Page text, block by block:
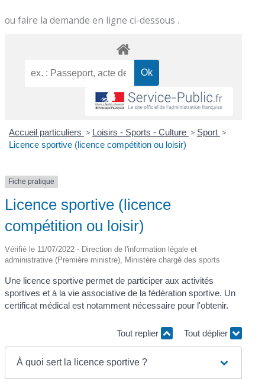
ou faire la demande en ligne ci-dessous .
Accueil particuliers > Loisirs - Sports - Culture > Sport >
Licence sportive (licence compétition ou loisir)
Fiche pratique
Licence sportive (licence
compétition ou loisir)
Vérifié le 11/07/2022 - Direction de l'information légale et
administrative (Première ministre), Ministère chargé des sports
Une licence sportive permet de participer aux activités
sportives et à la vie associative de la fédération sportive. Un
certificat médical est notamment nécessaire pour l'obtenir.
Tout replier Tout déplier
À quoi sert la licence sportive ?